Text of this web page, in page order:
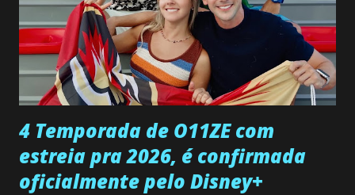
Rogerio consegue se livrar de todas as suspeitas pelo
desaparecimento de Francisco, apontando que ele poderia
ter sido vítima da fúria de Gabriel. Artur informa a Gabriel
que a clínica inseminou por engano outra paciente, que está
...
4 Temporada de O11ZE com
estreia pra 2026, é confirmada
oficialmente pelo Disney+